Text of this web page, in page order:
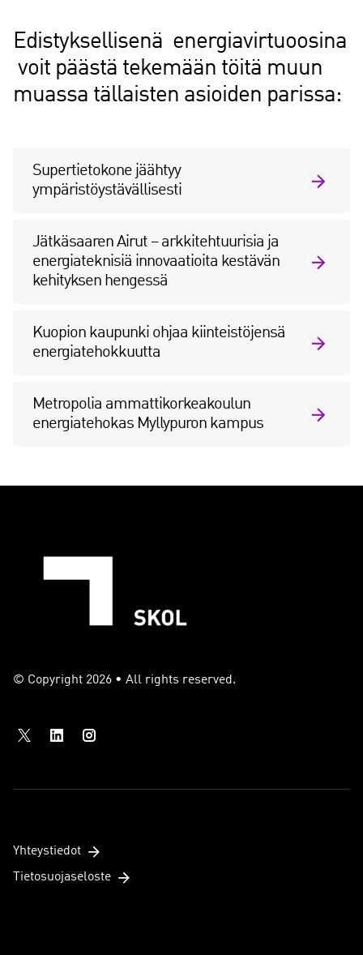
Edistyksellisenä energiavirtuoosina
voit päästä tekemään töitä muun
muassa tällaisten asioiden parissa:
Supertietokone jäähtyy
ympäristöystävällisesti
Jätkäsaaren Airut – arkkitehtuurisia ja
energiateknisiä innovaatioita kestävän
kehityksen hengessä
Kuopion kaupunki ohjaa kiinteistöjensä
energiatehokkuutta
Metropolia ammattikorkeakoulun
energiatehokas Myllypuron kampus
© Copyright 2026 • All rights reserved.
Yhteystiedot
Tietosuojaseloste